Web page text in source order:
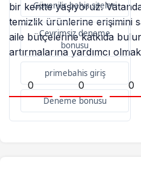
Güvenilir bahis siteleri
Çevrimsiz deneme
bonusu
primebahis giriş
Deneme bonusu
bir kentte yaşıyoruz.
temizlik ürünlerine erişimini
aile bütçelerine katkıda
artırmalarına yardımcı
0 0 0